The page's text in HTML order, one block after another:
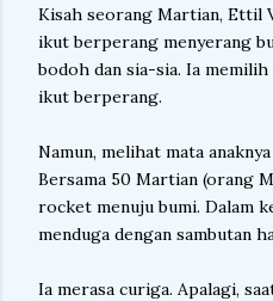
Kisah seorang Martian, Ettil
ikut berperang menyerang
bodoh dan sia-sia. Ia
ikut berperang.
Namun, melihat mata
Bersama 50 Martian (orang
rocket menuju bumi. Dalam
menduga dengan sambutan
Ia merasa curiga. Apalagi,